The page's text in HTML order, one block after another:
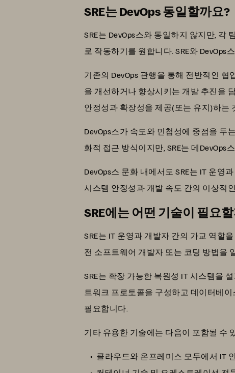
SRE는 DevOps 동일할까요?
SRE는 DevOps스와 동일하지 않지만, 각
로 작동하기를 원합니다. SRE와
기존의 DevOps 관행을 통해 전반적인
을 개선하거나 향상시키는 개발 추진을
안정성과 확장성을 제공(또는 유지)하는
DevOps스가 속도와 민첩성에 중점을 두
화적 접근 방식이지만, SRE는 데
DevOps스 문화 내에서도 SRE는 IT 운영
시스템 안정성과 개발 속도 간의 이상적
SRE에는 어떤 기술이 필요
SRE는 IT 운영과 개발자 간의 가교 역할
전 소프트웨어 개발자 또는 코딩 방법을
SRE는 확장 가능한 복원성 IT 시스템을
트워크 프로토콜을 구성하고 데이터베
필요합니다.
기타 유용한 기술에는 다음이 포함될 수
클라우드와 온프레미스 모두에서 IT